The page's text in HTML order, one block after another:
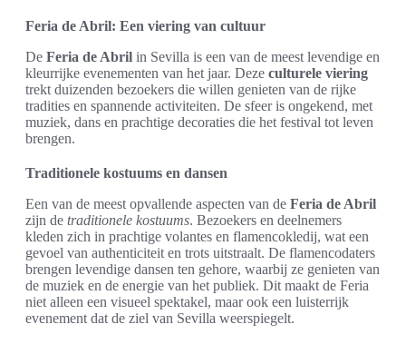
Feria de Abril: Een viering van cultuur
De Feria de Abril in Sevilla is een van de meest levendige en
kleurrijke evenementen van het jaar. Deze culturele viering
trekt duizenden bezoekers die willen genieten van de rijke
tradities en spannende activiteiten. De sfeer is ongekend, met
muziek, dans en prachtige decoraties die het festival tot leven
brengen.
Traditionele kostuums en dansen
Een van de meest opvallende aspecten van de Feria de Abril
zijn de traditionele kostuums. Bezoekers en deelnemers
kleden zich in prachtige volantes en flamencokledij, wat een
gevoel van authenticiteit en trots uitstraalt. De flamencodaters
brengen levendige dansen ten gehore, waarbij ze genieten van
de muziek en de energie van het publiek. Dit maakt de Feria
niet alleen een visueel spektakel, maar ook een luisterrijk
evenement dat de ziel van Sevilla weerspiegelt.